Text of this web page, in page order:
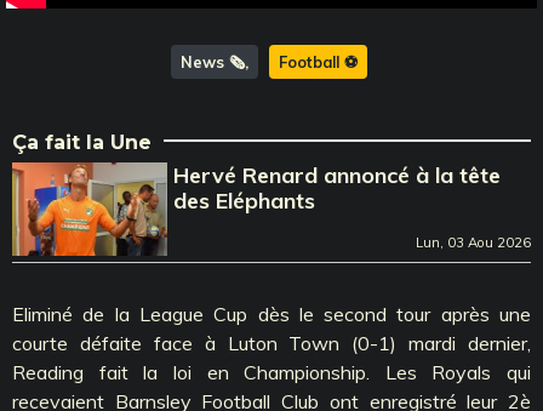
News 🗞️ Football ⚽️
Ça fait la Une
Hervé Renard annoncé à la tête
des Eléphants
Lun, 03 Aou 2026
Eliminé de la League Cup dès le second tour après une
courte défaite face à Luton Town (0-1) mardi dernier,
Reading fait la loi en Championship. Les Royals qui
recevaient Barnsley Football Club ont enregistré leur 2è